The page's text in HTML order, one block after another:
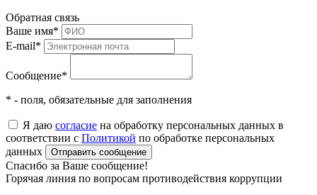
Обратная связь
Ваше имя*
E-mail*
Сообщение*
* - поля, обязательные для заполнения
Я даю согласие на обработку персональных данных в
соответствии с Политикой по обработке персональных
данных
Отправить сообщение
Спасибо за Ваше сообщение!
Горячая линия по вопросам противодействия коррупции